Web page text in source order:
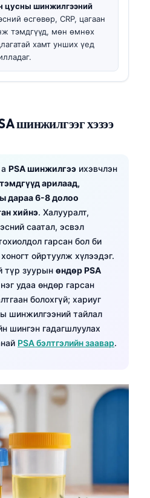
цусны шинжилгээний
өсгөвөр, CRP, цагаан
тэмдгүүд, мөн өмнөх
хамт унших үед
шинжилгээг хэзээ
PSA шинжилгээ ихэвчлэн
арилаад,
дараа 6-8 долоо
хийнэ. Халууралт,
саатал, эсвэл
гарсан бол би
ойртуулж хүлээдэг.
түр зуурын өндөр PSA
удаа өндөр гарсан
болохгүй; хариуг
шинжилгээний тайлал
шингэн гадагшлуулах
PSA бэлтгэлийн заавар.